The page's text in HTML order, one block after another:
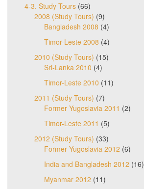
4-3. Study Tours (66)
2008 (Study Tours) (9)
Bangladesh 2008 (4)
Timor-Leste 2008 (4)
2010 (Study Tours) (15)
Sri-Lanka 2010 (4)
Timor-Leste 2010 (11)
2011 (Study Tours) (7)
Former Yugoslavia 2011 (2)
Timor-Leste 2011 (5)
2012 (Study Tours) (33)
Former Yugoslavia 2012 (6)
India and Bangladesh 2012 (16)
Myanmar 2012 (11)